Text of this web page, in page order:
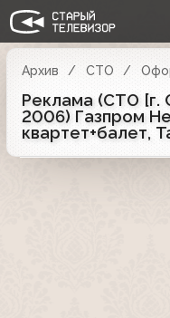
Архив СТО
Реклама (СТО [г.
2006) Газпром
квартет+балет,